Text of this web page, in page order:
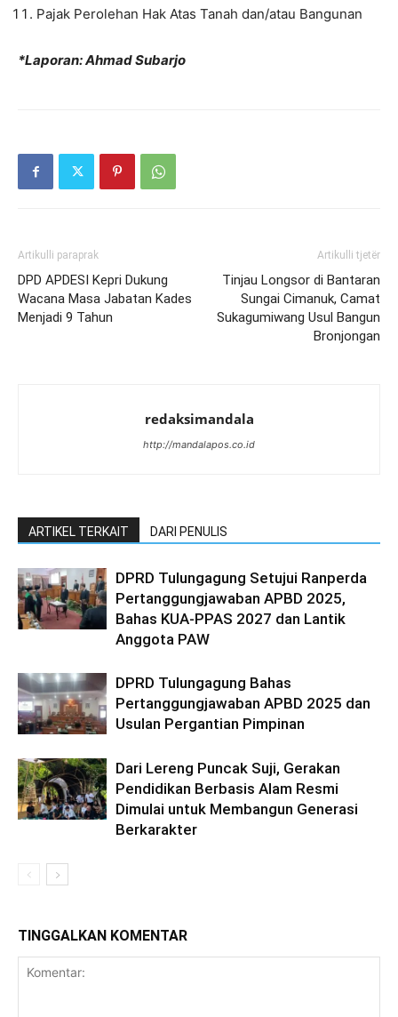
Pajak Perolehan Hak Atas Tanah dan/atau Bangunan
*Laporan: Ahmad Subarjo
Artikulli paraprak
DPD APDESI Kepri Dukung
Wacana Masa Jabatan Kades
Menjadi 9 Tahun
Artikulli tjetër
Tinjau Longsor di Bantaran
Sungai Cimanuk, Camat
Sukagumiwang Usul Bangun
Bronjongan
redaksimandala
http://mandalapos.co.id
ARTIKEL TERKAIT DARI PENULIS
DPRD Tulungagung Setujui Ranperda
Pertanggungjawaban APBD 2025,
Bahas KUA-PPAS 2027 dan Lantik
Anggota PAW
DPRD Tulungagung Bahas
Pertanggungjawaban APBD 2025 dan
Usulan Pergantian Pimpinan
Dari Lereng Puncak Suji, Gerakan
Pendidikan Berbasis Alam Resmi
Dimulai untuk Membangun Generasi
Berkarakter
TINGGALKAN KOMENTAR